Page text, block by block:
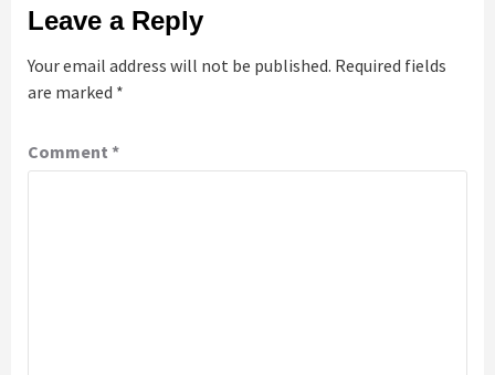
Leave a Reply
Your email address will not be published. Required fields
are marked *
Comment *